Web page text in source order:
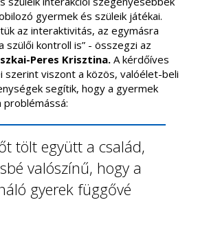
gyermek és szüleik játékai.
az interaktivitás, az egymásra
szülői kontroll is” - összegzi az
Peres Krisztina. A kérdőíves
szerint viszont a közös, valóélet-beli
segítik, hogy a gyermek
problémássá:
tölt együtt a család,
valószínű, hogy a
gyerek függővé